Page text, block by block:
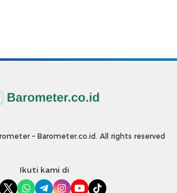
– Barometer.co.id. All rights reserved
Ikuti kami di